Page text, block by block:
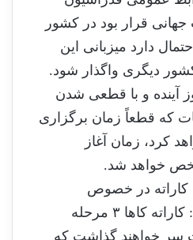
قرار بود در کشور
دارد میزبانی این
کشور دیگری واگذار شود.
آینده و با قطعی شدن
که قطعاً زمان برگزاری
کرد، زمان آغاز
خواهد شد.
کاراته در خصوص
اردوهای آمادگی گفت: کاراته کاها ۳ مرحله
سر خواهند گذاشت که